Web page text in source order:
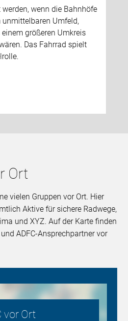
wenn die Bahnhöfe
Umfeld,
größeren Umkreis
Das Fahrrad spielt
Ort
vielen Gruppen vor Ort. Hier
Aktive für sichere Radwege,
und XYZ. Auf der Karte finden
ADFC-Ansprechpartner vor
vor Ort